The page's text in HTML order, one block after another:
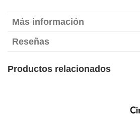
Más información
Reseñas
Productos relacionados